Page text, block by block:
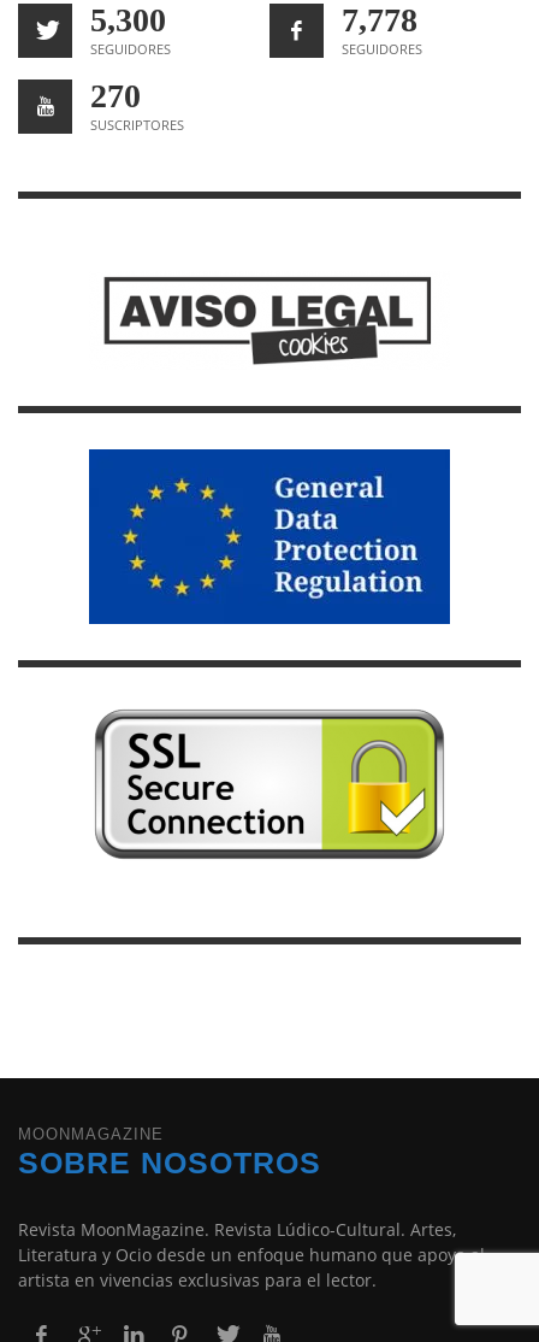
5,300
SEGUIDORES
7,778
SEGUIDORES
270
SUSCRIPTORES
MOONMAGAZINE
SOBRE NOSOTROS
Revista MoonMagazine. Revista Lúdico-Cultural. Artes,
Literatura y Ocio desde un enfoque humano que apoya al
artista en vivencias exclusivas para el lector.